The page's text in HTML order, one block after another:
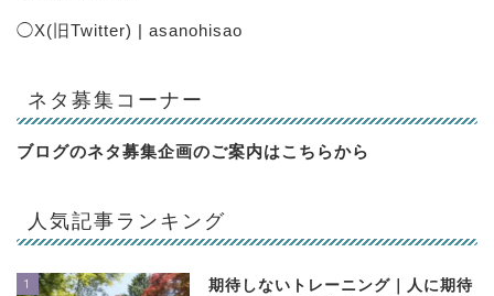
◯X(旧Twitter) | asanohisao
ネタ募集コーナー
ブログのネタ募集企画のご案内はこちらから
人気記事ランキング
1
期待しないトレーニング｜人に期待